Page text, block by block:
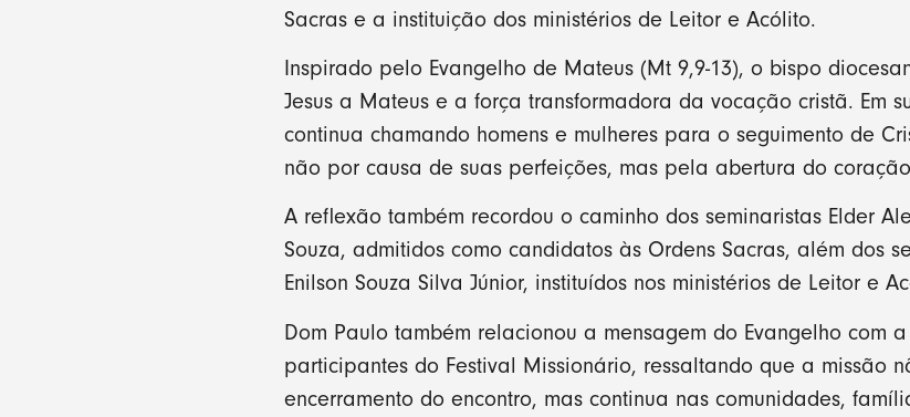
Sacras e a instituição dos ministérios de Leitor e Acólito.
Inspirado pelo Evangelho de Mateus (Mt 9,9-13), o bispo
Jesus a Mateus e a força transformadora da vocação cristã. Em
continua chamando homens e mulheres para o seguimento de
não por causa de suas perfeições, mas pela abertura do
A reflexão também recordou o caminho dos seminaristas Elder
Souza, admitidos como candidatos às Ordens Sacras, além dos
Enilson Souza Silva Júnior, instituídos nos ministérios de Leitor e
Dom Paulo também relacionou a mensagem do Evangelho com
participantes do Festival Missionário, ressaltando que a missão
encerramento do encontro, mas continua nas comunidades,